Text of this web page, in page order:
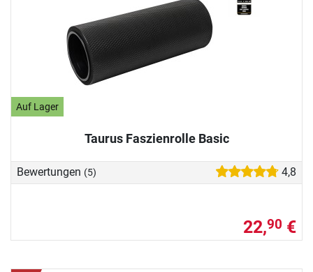
Auf Lager
Taurus Faszienrolle Basic
Bewertungen (5) 4,8
22,90 €